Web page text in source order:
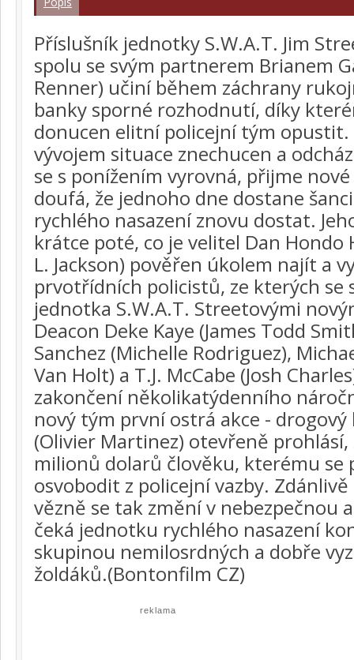
Příslušník jednotky S.W.A.T. Jim
spolu se svým partnerem Brianem
Renner) učiní během záchrany
banky sporné rozhodnutí, díky
donucen elitní policejní tým opustit.
vývojem situace znechucen a
se s ponížením vyrovná, přijme
doufá, že jednoho dne dostane
rychlého nasazení znovu dostat.
krátce poté, co je velitel Dan Hondo
L. Jackson) pověřen úkolem najít a
prvotřídních policistů, ze kterých se
jednotka S.W.A.T. Streetovými
Deacon Deke Kaye (James Todd
Sanchez (Michelle Rodriguez),
Van Holt) a T.J. McCabe (Josh
zakončení několikatýdenního
nový tým první ostrá akce - drogový
(Olivier Martinez) otevřeně prohlásí,
milionů dolarů člověku, kterému se
osvobodit z policejní vazby.
vězně se tak změní v nebezpečnou
čeká jednotku rychlého nasazení
skupinou nemilosrdných a dobře
žoldáků.(Bontonfilm CZ)
reklama